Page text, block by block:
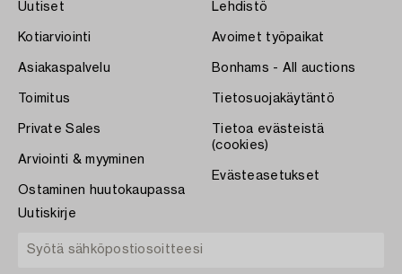
Uutiset
Kotiarviointi
Asiakaspalvelu
Toimitus
Private Sales
Arviointi & myyminen
Ostaminen huutokaupassa
Lehdistö
Avoimet työpaikat
Bonhams - All auctions
Tietosuojakäytäntö
Tietoa evästeistä
(cookies)
Evästeasetukset
Uutiskirje